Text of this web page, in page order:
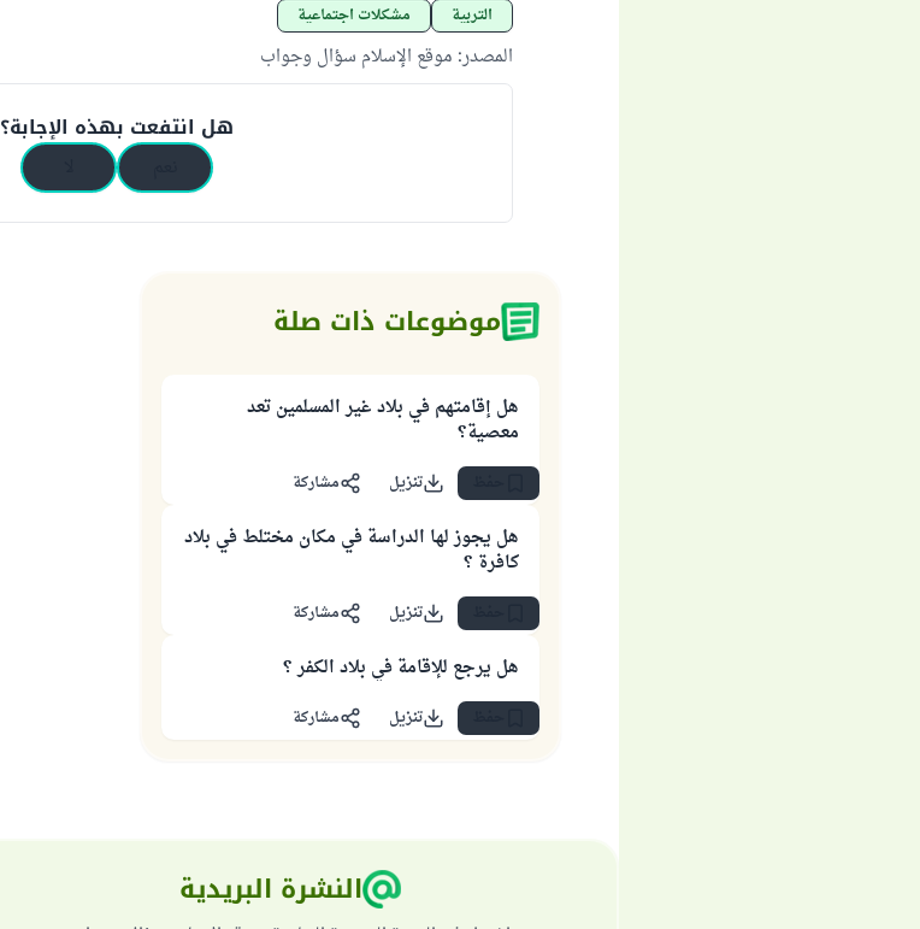
التربية مشكلات اجتماعية
المصدر: موقع الإسلام سؤال وجواب
هل انتفعت بهذه الإجابة؟
موضوعات ذات صلة
هل إقامتهم في بلاد غير المسلمين تعد
معصية؟
تنزيل مشاركة
هل يجوز لها الدراسة في مكان مختلط في بلاد
كافرة ؟
تنزيل مشاركة
هل يرجع للإقامة في بلاد الكفر ؟
تنزيل مشاركة
النشرة البريدية